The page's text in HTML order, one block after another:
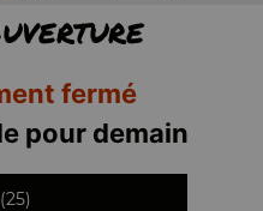
fermé
pour demain